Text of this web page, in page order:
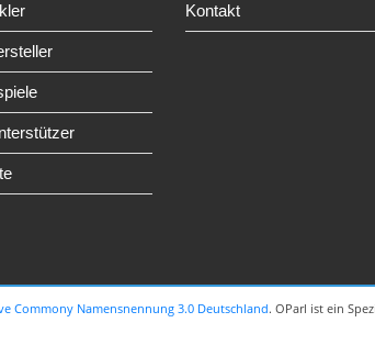
Kontakt
Commony Namensnennung 3.0 Deutschland. OParl ist ein